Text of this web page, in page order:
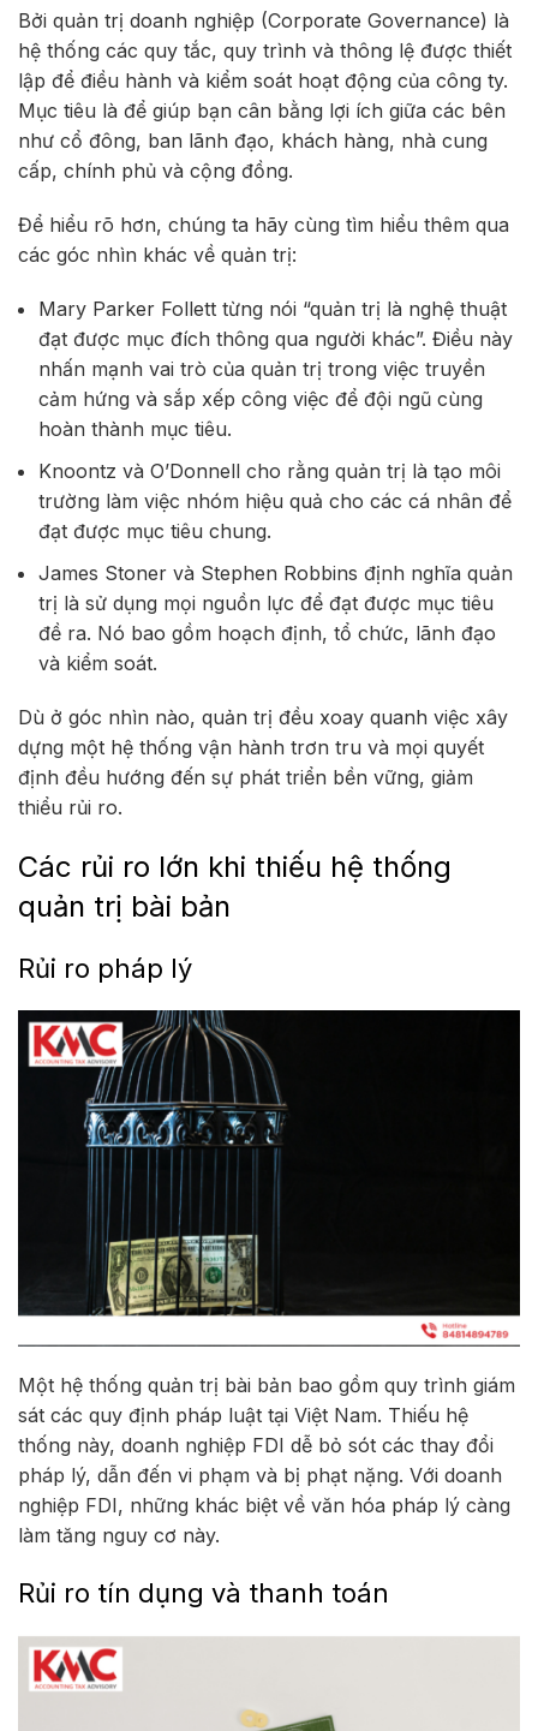
Bởi quản trị doanh nghiệp (Corporate Governance) là
hệ thống các quy tắc, quy trình và thông lệ được thiết
lập để điều hành và kiểm soát hoạt động của công ty.
Mục tiêu là để giúp bạn cân bằng lợi ích giữa các bên
như cổ đông, ban lãnh đạo, khách hàng, nhà cung
cấp, chính phủ và cộng đồng.
Để hiểu rõ hơn, chúng ta hãy cùng tìm hiểu thêm qua
các góc nhìn khác về quản trị:
Mary Parker Follett từng nói “quản trị là nghệ thuật
đạt được mục đích thông qua người khác”. Điều này
nhấn mạnh vai trò của quản trị trong việc truyền
cảm hứng và sắp xếp công việc để đội ngũ cùng
hoàn thành mục tiêu.
Knoontz và O’Donnell cho rằng quản trị là tạo môi
trường làm việc nhóm hiệu quả cho các cá nhân để
đạt được mục tiêu chung.
James Stoner và Stephen Robbins định nghĩa quản
trị là sử dụng mọi nguồn lực để đạt được mục tiêu
đề ra. Nó bao gồm hoạch định, tổ chức, lãnh đạo
và kiểm soát.
Dù ở góc nhìn nào, quản trị đều xoay quanh việc xây
dựng một hệ thống vận hành trơn tru và mọi quyết
định đều hướng đến sự phát triển bền vững, giảm
thiểu rủi ro.
Các rủi ro lớn khi thiếu hệ thống
quản trị bài bản
Rủi ro pháp lý
Một hệ thống quản trị bài bản bao gồm quy trình giám
sát các quy định pháp luật tại Việt Nam. Thiếu hệ
thống này, doanh nghiệp FDI dễ bỏ sót các thay đổi
pháp lý, dẫn đến vi phạm và bị phạt nặng. Với doanh
nghiệp FDI, những khác biệt về văn hóa pháp lý càng
làm tăng nguy cơ này.
Rủi ro tín dụng và thanh toán